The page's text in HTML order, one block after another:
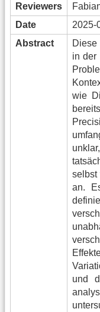
Reviewers
Date
2025-
Abstract
in der
wie
selbst
an.
und